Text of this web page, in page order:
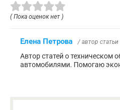
( Пока оценок нет )
Елена Петрова / автор статьи
Автор статей о техническом
автомобилями. Помогаю